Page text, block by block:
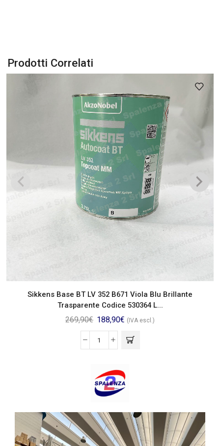
Prodotti Correlati
Sikkens Base BT LV 352 B671 Viola Blu Brillante
Trasparente Codice 530364 L...
269,90€ 188,90€ (IVA escl.)